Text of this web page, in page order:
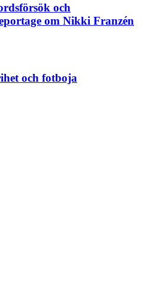
och
om Nikki Franzén
och fotboja